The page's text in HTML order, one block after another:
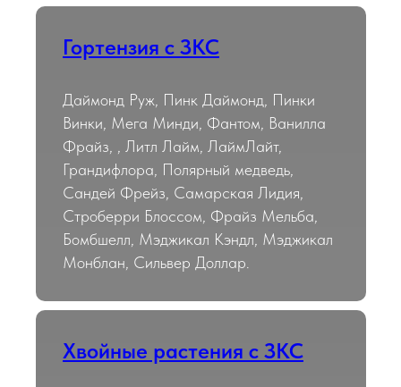
Гортензия с ЗКС
Даймонд Руж, Пинк Даймонд, Пинки
Винки, Мега Минди, Фантом, Ванилла
Фрайз, , Литл Лайм, ЛаймЛайт,
Грандифлора, Полярный медведь,
Сандей Фрейз, Самарская Лидия,
Строберри Блоссом, Фрайз Мельба,
Бомбшелл, Мэджикал Кэндл, Мэджикал
Монблан, Сильвер Доллар.
Хвойные растения с ЗКС